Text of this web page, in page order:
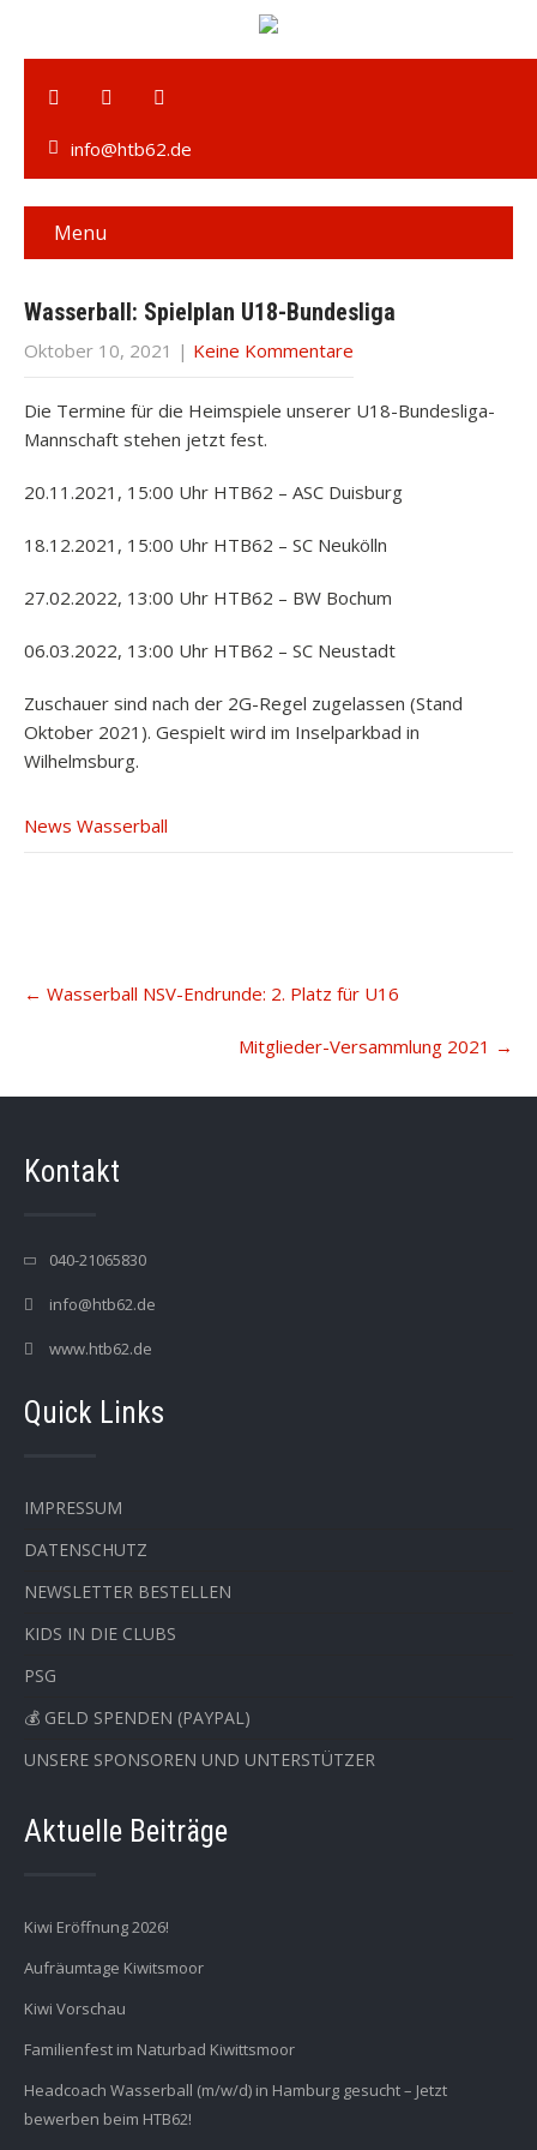
info@htb62.de
Menu
Wasserball: Spielplan U18-Bundesliga
Oktober 10, 2021 | Keine Kommentare
Die Termine für die Heimspiele unserer U18-Bundesliga-
Mannschaft stehen jetzt fest.
20.11.2021, 15:00 Uhr HTB62 – ASC Duisburg
18.12.2021, 15:00 Uhr HTB62 – SC Neukölln
27.02.2022, 13:00 Uhr HTB62 – BW Bochum
06.03.2022, 13:00 Uhr HTB62 – SC Neustadt
Zuschauer sind nach der 2G-Regel zugelassen (Stand
Oktober 2021). Gespielt wird im Inselparkbad in
Wilhelmsburg.
News Wasserball
navigation
← Wasserball NSV-Endrunde: 2. Platz für U16
Mitglieder-Versammlung 2021 →
Kontakt
040-21065830
info@htb62.de
www.htb62.de
Quick Links
IMPRESSUM
DATENSCHUTZ
NEWSLETTER BESTELLEN
KIDS IN DIE CLUBS
PSG
💰 GELD SPENDEN (PAYPAL)
UNSERE SPONSOREN UND UNTERSTÜTZER
Aktuelle Beiträge
Kiwi Eröffnung 2026!
Aufräumtage Kiwitsmoor
Kiwi Vorschau
Familienfest im Naturbad Kiwittsmoor
Headcoach Wasserball (m/w/d) in Hamburg gesucht – Jetzt
bewerben beim HTB62!